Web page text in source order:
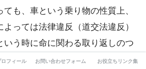
ても、車という乗り物の性質上、
っては法律違反（道交法違反）
いう時に命に関わる取り返しのつ
りすることがあるんです。
フィール お問い合わせフォーム お役立ちリンク集